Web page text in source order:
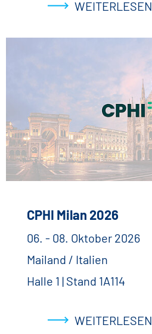
WEITERLESEN
CPHI Milan 2026
06. - 08. Oktober 2026
Mailand / Italien
Halle 1 | Stand 1A114
WEITERLESEN